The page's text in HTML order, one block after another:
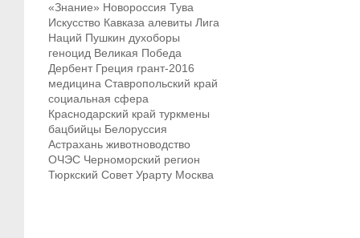
«Знание» Новороссия Тува
Искусство Кавказа алевиты Лига
Наций Пушкин духоборы
геноцид Великая Победа
Дербент Греция грант-2016
медицина Ставропольский край
социальная сфера
Краснодарский край туркмены
бацбийцы Белоруссия
Астрахань животноводство
ОЧЭС Черноморский регион
Тюркский Совет Урарту Москва